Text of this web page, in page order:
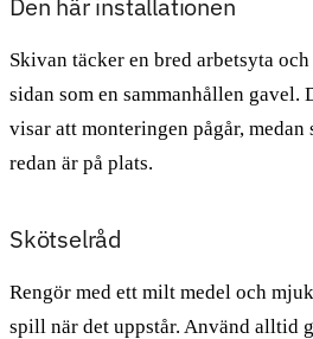
Skivan täcker en bred arbetsyta
sidan som en sammanhållen gavel.
visar att monteringen pågår, medan
redan är på plats.
Skötselråd
Rengör med ett milt medel och
spill när det uppstår. Använd alltid